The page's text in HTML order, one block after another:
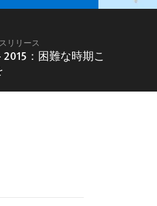
リリース
：困難な時期こ